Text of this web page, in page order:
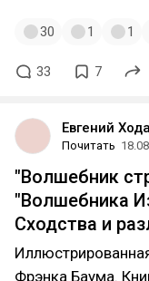
30 1 1
33 7
Евгений
Почитать
"Волшебник
"Волшебника
Сходства и
Фрэнка Баума.